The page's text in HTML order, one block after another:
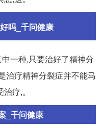
吗_千问健康
一种,只要治好了精神分
治疗精神分裂症并不能马
疗,。
_千问健康